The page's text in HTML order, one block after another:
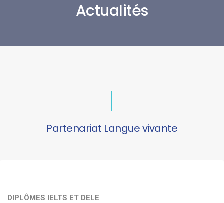
Actualités
Partenariat Langue vivante
DIPLÔMES IELTS ET DELE